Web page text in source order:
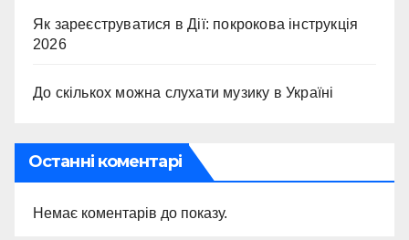
Як зареєструватися в Дії: покрокова інструкція
2026
До скількох можна слухати музику в Україні
Останні коментарі
Немає коментарів до показу.